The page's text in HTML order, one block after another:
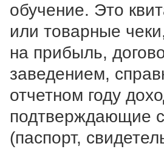
обучение. Это
или товарные
на прибыль,
заведением,
отчетном году
подтверждающие
(паспорт,